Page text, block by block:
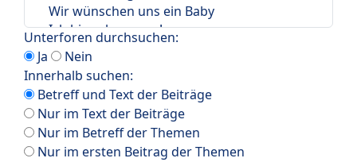
Unterforen durchsuchen:
Ja
Nein
Innerhalb suchen:
Betreff und Text der Beiträge
Nur im Text der Beiträge
Nur im Betreff der Themen
Nur im ersten Beitrag der Themen